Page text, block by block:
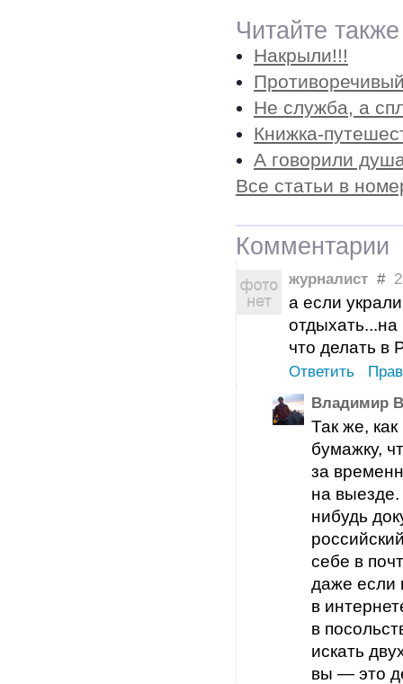
Читайте
Накрыли!!!
Не служба, а
Книжка-
А говорили
Все статьи в
Комментарии
журналист #
а если
что делать в
Ответить
Владимир
Так же,
бумажку,
за
на
нибудь
себе в
даже если
в
в
искать
вы — это